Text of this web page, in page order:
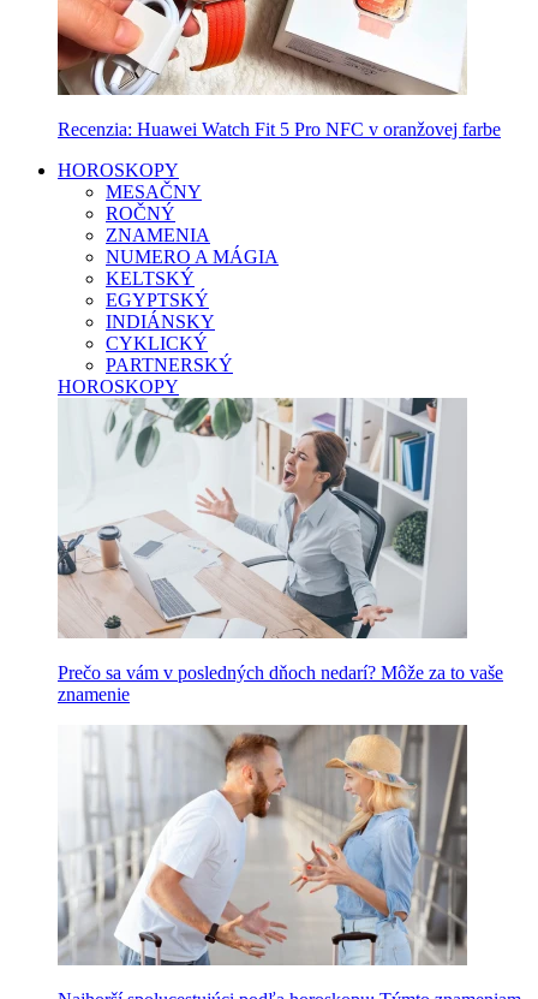
Recenzia: Huawei Watch Fit 5 Pro NFC v oranžovej farbe
HOROSKOPY
MESAČNY
ROČNÝ
ZNAMENIA
NUMERO A MÁGIA
KELTSKÝ
EGYPTSKÝ
INDIÁNSKY
CYKLICKÝ
PARTNERSKÝ
HOROSKOPY
Prečo sa vám v posledných dňoch nedarí? Môže za to vaše
znamenie